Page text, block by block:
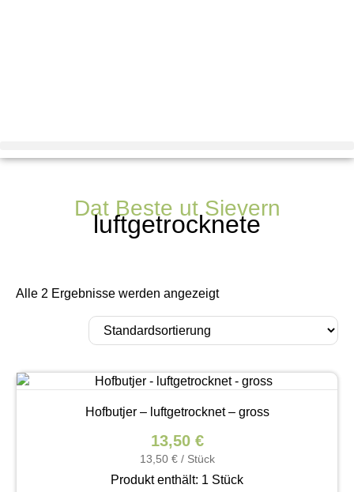
Dat Beste ut Sievern
luftgetrocknete
Alle 2 Ergebnisse werden angezeigt
Hofbutjer – luftgetrocknet – gross
13,50 €
13,50 €/ Stück
Produkt enthält: 1 Stück